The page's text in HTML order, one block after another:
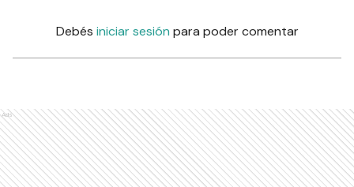
Debés iniciar sesión para poder comentar
Ads